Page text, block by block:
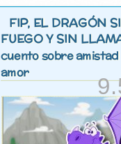
FIP, EL DRAGÓN
FUEGO Y SIN
cuento sobre amistad
amor